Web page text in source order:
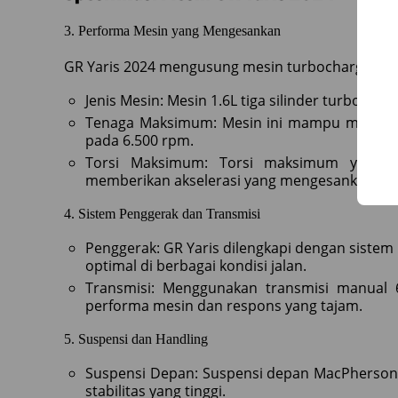
3. Performa Mesin yang Mengesankan
GR Yaris 2024 mengusung mesin turbocharged
Jenis Mesin: Mesin 1.6L tiga silinder
Tenaga Maksimum: Mesin ini mampu
pada 6.500 rpm.
Torsi Maksimum: Torsi maksimum yang
memberikan akselerasi yang mengesankan.
4. Sistem Penggerak dan Transmisi
Penggerak: GR Yaris dilengkapi dengan
optimal di berbagai kondisi jalan.
Transmisi: Menggunakan transmisi
performa mesin dan respons yang tajam.
5. Suspensi dan Handling
Suspensi Depan: Suspensi depan
stabilitas yang tinggi.